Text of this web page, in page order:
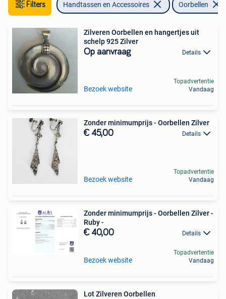
Filters Handtassen en Accessoires Oorbellen
Zilveren Oorbellen en hangertjes uit
schelp 925 Zilver
Op aanvraag Details
Bezoek website
Topadvertentie
Vandaag
Zonder minimumprijs - Oorbellen Zilver
€ 45,00 Details
Bezoek website
Topadvertentie
Vandaag
Zonder minimumprijs - Oorbellen Zilver -
Ruby -
€ 40,00 Details
Bezoek website
Topadvertentie
Vandaag
Lot Zilveren Oorbellen